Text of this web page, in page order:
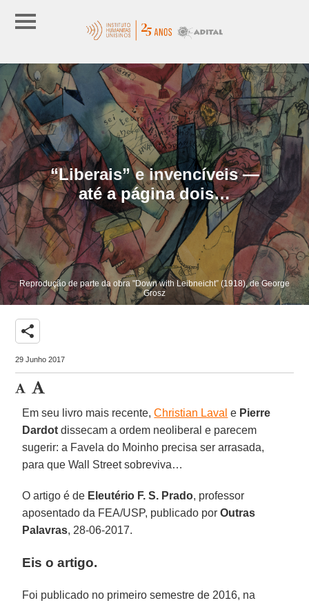
“Liberais” e invencíveis —
até a página dois…
Reprodução de parte da obra "Down with Leibneicht” (1918), de George
Grosz
share
29 Junho 2017
Em seu livro mais recente,Christian Laval e Pierre
Dardot dissecam a ordem neoliberal e parecem
sugerir: a Favela do Moinho precisa ser arrasada,
para que Wall Street sobreviva…
O artigo é de Eleutério F. S. Prado, professor
aposentado da FEA/USP, publicado por Outras
Palavras, 28-06-2017.
Eis o artigo.
Foi publicado no primeiro semestre de 2016, na